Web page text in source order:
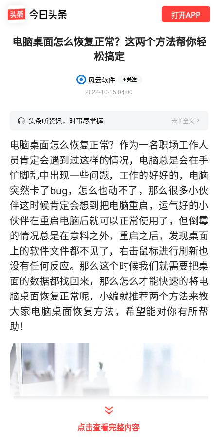
打开APP
电脑桌面怎么恢复正常？这两个方法帮你轻
松搞定
风云软件 关注
2022-10-15 04:00
头条听资讯，时事尽掌握 去听全文
电脑桌面怎么恢复正常？作为一名职场工作人
员肯定会遇到过这样的情况，电脑总是会在手
忙脚乱中出现一些问题，工作的好好的，电脑
突然卡了bug，怎么也动不了，那么很多小伙
伴这时候肯定会想到把电脑重启，运气好的小
伙伴在重启电脑后就可以正常使用了，但倒霉
的情况总是在意料之外，重启之后，发现桌面
上的软件文件都不见了，右击鼠标进行刷新也
没有任何反应。那么这个时候我们就需要把桌
面的数据都找回来，那么怎么才能快速的将电
脑桌面恢复正常呢，小编就推荐两个方法来教
大家电脑桌面恢复方法，希望能对你有所帮
助！
点击查看完整内容